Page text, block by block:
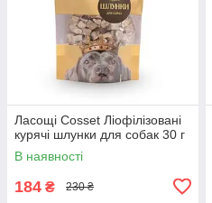
Ласощі Cosset Ліофілізовані
курячі шлунки для собак 30 г
В наявності
184 ₴ 230 ₴